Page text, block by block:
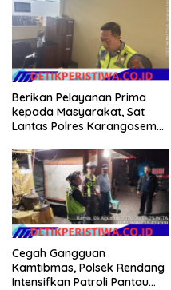
Berikan Pelayanan Prima
kepada Masyarakat, Sat
Lantas Polres Karangasem
Kepengurusan BPKB
Cegah Gangguan
Kamtibmas, Polsek Rendang
Intensifkan Patroli Pantau